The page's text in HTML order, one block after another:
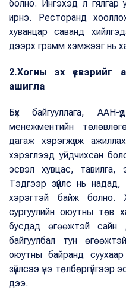
болно. Ингэхэд л гялгар
ирнэ. Ресторанд
хуванцар саванд
дээрх грамм хэмжээг нь
2.Хогны эх үүсвэрийг
ашигла
Бүх байгууллага, ААН-
менежментийн
дагаж хэрэгжүүлж
хэрэглээд уйдчихсан
эсвэл хувцас, тавилга,
Тэдгээр зүйлс нь надад,
хэрэгтэй байж
сургуулийн оюутны төв
бусдад өгөөжтэй сайн
байгуулбал тун
оюутны байранд
зүйлсээ үнэ төлбөргүйгээр
дээ.